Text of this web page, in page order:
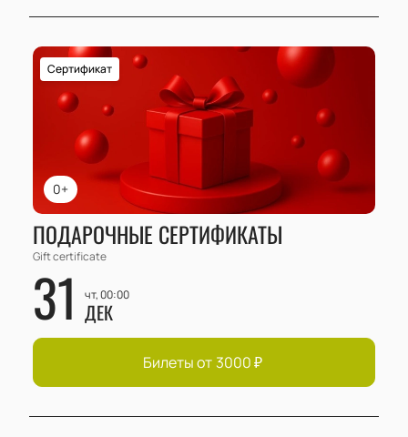
0+
Сертификат
ПОДАРОЧНЫЕ СЕРТИФИКАТЫ
Gift certificate
31 чт, 00:00
ДЕК
Билеты от 3000₽